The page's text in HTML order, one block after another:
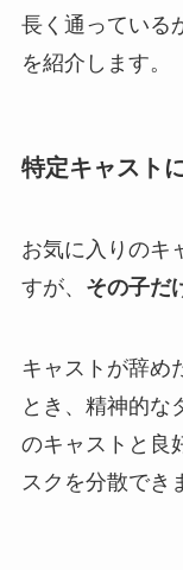
長く通っている
を紹介します。
特定キャスト
お気に入りのキ
すが、 その子だ
キャストが辞め
とき、精神的な
のキャストと良
スクを分散でき